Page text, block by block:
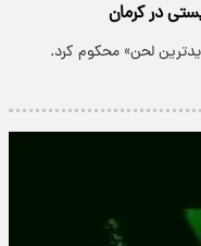
در کرمان
لحن» محکوم کرد.